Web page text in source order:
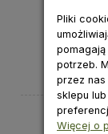
Pliki
potrzeb.
przez
sklepu
Więcej o